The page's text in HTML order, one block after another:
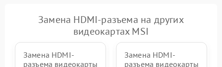
Замена HDMI-разъема на других
видеокартах MSI
Замена HDMI-
разъема видеокарты
Замена HDMI-
разъема видеокарты